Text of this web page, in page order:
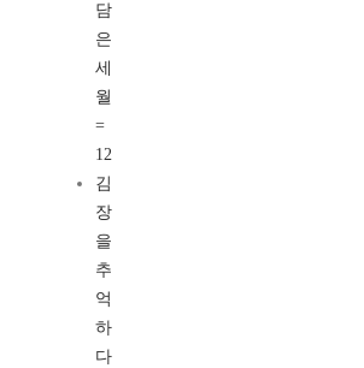
담
은
세
월
=
12
김
장
을
추
억
하
다